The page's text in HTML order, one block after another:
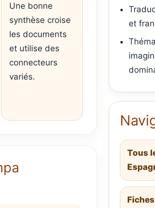
Une bonne
synthèse croise
les documents
et utilise des
connecteurs
variés.
et
Tous